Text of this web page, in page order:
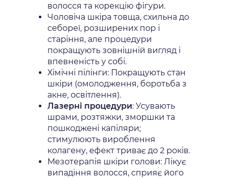
волосся та корекцію фігури.
Чоловіча шкіра товща, схильна до
себореї, розширених пор і
старіння, але процедури
покращують зовнішній вигляд і
впевненість у собі.
Хімічні пілінги: Покращують стан
шкіри (омолодження, боротьба з
акне, освітлення).
Лазерні процедури: Усувають
шрами, розтяжки, зморшки та
пошкоджені капіляри;
стимулюють вироблення
колагену, ефект триває до 2 років.
Мезотерапія шкіри голови: Лікує
випадіння волосся, сприяє його